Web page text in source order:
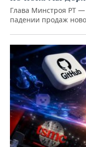
Глава Минстроя РТ —
падении продаж